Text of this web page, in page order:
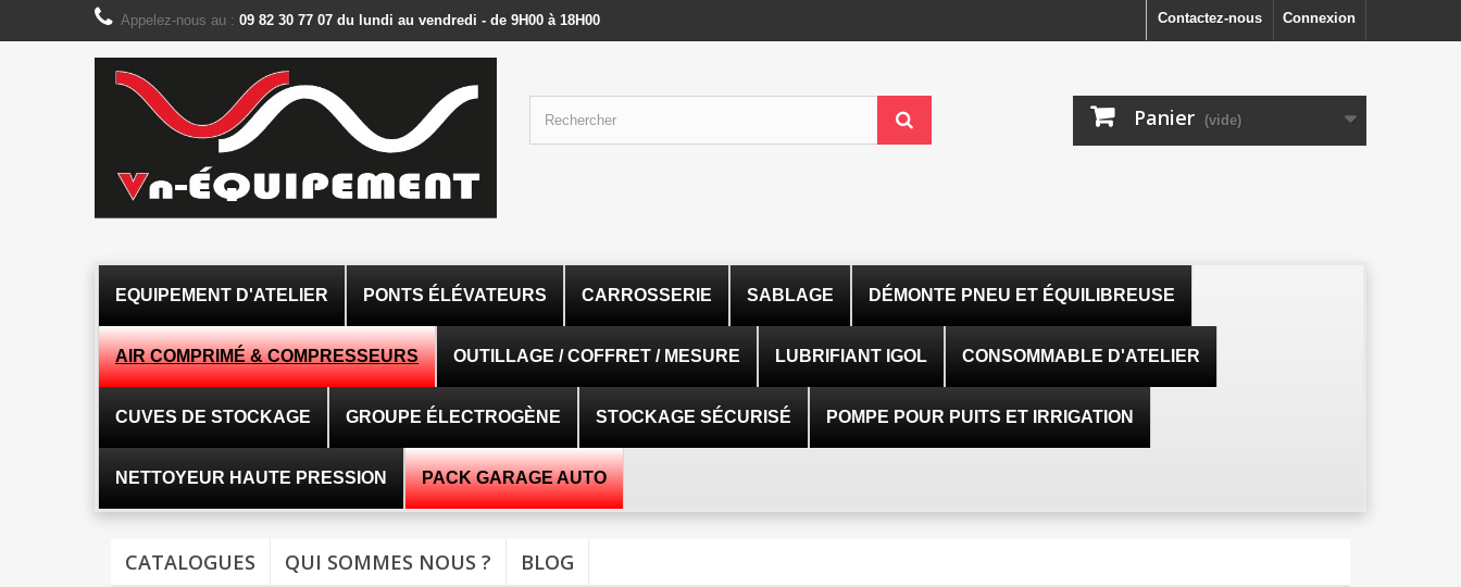
Panneau de gestion des cookies
Connexion
Contactez-nous
Appelez-nous au : 09 82 30 77 07 du lundi au vendredi - de 9H00 à 18H00
Panier (vide)
EQUIPEMENT D'ATELIER PONTS ÉLÉVATEURS CARROSSERIE SABLAGE DÉMONTE PNEU ET ÉQUILIBREUSE
AIR COMPRIMÉ & COMPRESSEURS OUTILLAGE / COFFRET / MESURE LUBRIFIANT IGOL CONSOMMABLE D'ATELIER
CUVES DE STOCKAGE GROUPE ÉLECTROGÈNE STOCKAGE SÉCURISÉ POMPE POUR PUITS ET IRRIGATION
NETTOYEUR HAUTE PRESSION PACK GARAGE AUTO
CATALOGUES QUI SOMMES NOUS ? BLOG